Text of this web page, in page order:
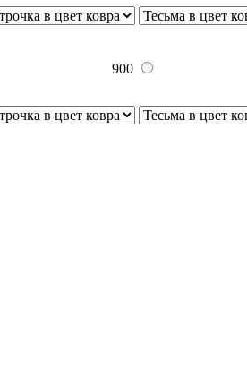
900